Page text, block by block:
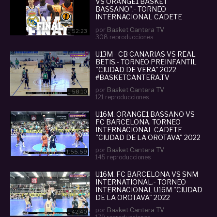
1:52:23
BASSANO".- TORNEO
INTERNACIONAL CADETE
por Basket Cantera TV
308 reproducciones
1:58:10
U13M - CB CANARIAS VS REAL
BETIS.- TORNEO PREINFANTIL
"CIUDAD DE VERA" 2022
#BASKETCANTERA.TV
por Basket Cantera TV
121 reproducciones
1:55:59
U16M. ORANGE1 BASSANO VS
FC BARCELONA. TORNEO
INTERNACIONAL CADETE
"CIUDAD DE LA OROTAVA" 2022
por Basket Cantera TV
145 reproducciones
1:42:40
U16M. FC BARCELONA VS SNM
INTERNATIONAL.- TORNEO
INTERNACIONAL U16M "CIUDAD
DE LA OROTAVA" 2022
por Basket Cantera TV